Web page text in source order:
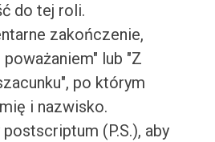
do tej roli.
zakończenie,
lub "Z
po którym
i nazwisko.
postscriptum (P.S.), aby